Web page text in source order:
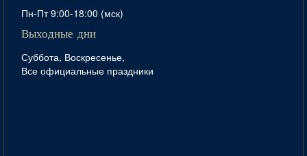
Пн-Пт 9:00-18:00 (мск)
Выходные дни
Суббота, Воскресенье,
Все официальные праздники